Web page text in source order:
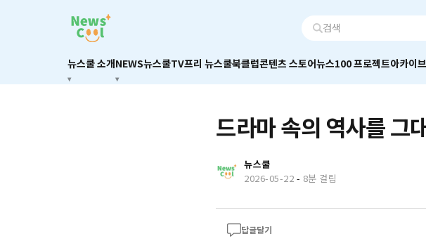
뉴스쿨 소개NEWS뉴스쿨TV프리 뉴스쿨북클럽콘텐츠 스토어뉴스100 프로젝트아카이브
드라마 속의 역사를 그
뉴스쿨
2026-05-22 - 8분 걸림
답글달기